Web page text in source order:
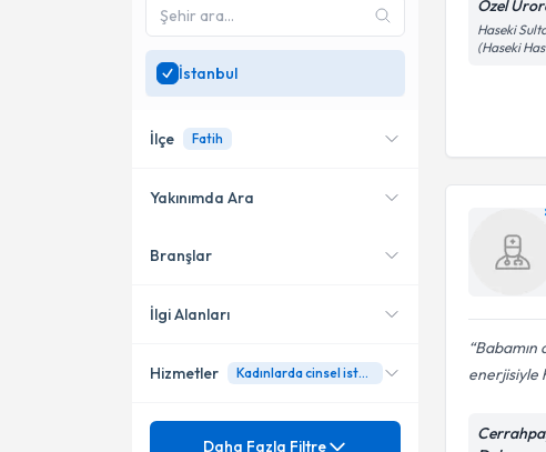
Özel
Haseki
(Haseki
Babamın
enerjisiyle
İstanbul
İlçe Fatih
Şişli
Ataşehir
Yakınımda Ara
Konumuma yakın uzmanları
Branşlar
Üroloji
İlgi Alanları
Balanopostit (Penis Başı Ve
Hizmetler Kadınlarda cinsel isteksizlik
Mezuniyet
Daha Fazla Filtre